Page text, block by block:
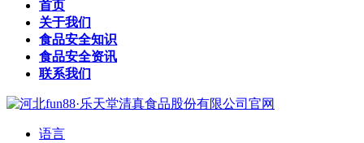
首页
关于我们
食品安全知识
食品安全资讯
联系我们
语言